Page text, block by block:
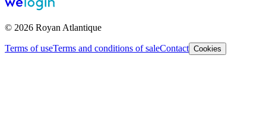
© 2026 Royan Atlantique
Terms of useTerms and conditions of saleContact Cookies